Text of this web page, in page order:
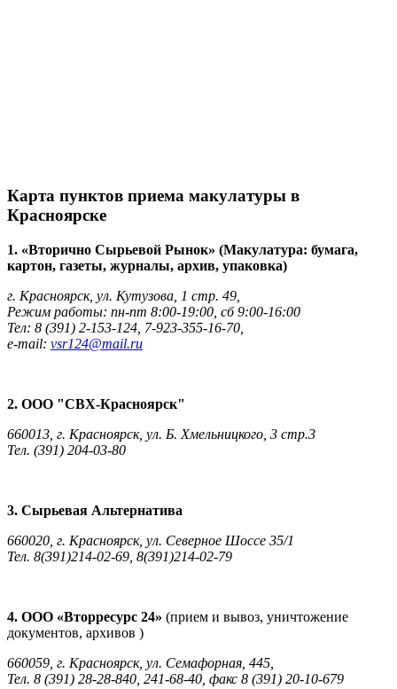
Карта пунктов приема макулатуры в
Красноярске
1. «Вторично Сырьевой Рынок» (Макулатура: бумага,
картон, газеты, журналы, архив, упаковка)
г. Красноярск, ул. Кутузова, 1 стр. 49,
Режим работы: пн-пт 8:00-19:00, сб 9:00-16:00
Тел: 8 (391) 2-153-124, 7-923-355-16-70,
e-mail: vsr124@mail.ru
2. ООО "СВХ-Красноярск"
660013, г. Красноярск, ул. Б. Хмельницкого, 3 стр.3
Тел. (391) 204-03-80
3. Сырьевая Альтернатива
660020, г. Красноярск, ул. Северное Шоссе 35/1
Тел. 8(391)214-02-69, 8(391)214-02-79
4. ООО «Вторресурс 24» (прием и вывоз, уничтожение
документов, архивов )
660059, г. Красноярск, ул. Семафорная, 445,
Тел. 8 (391) 28-28-840, 241-68-40, факс 8 (391) 20-10-679